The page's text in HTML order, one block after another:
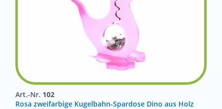
Art.-Nr. 102
Rosa zweifarbige Kugelbahn-Spardose Dino aus Holz